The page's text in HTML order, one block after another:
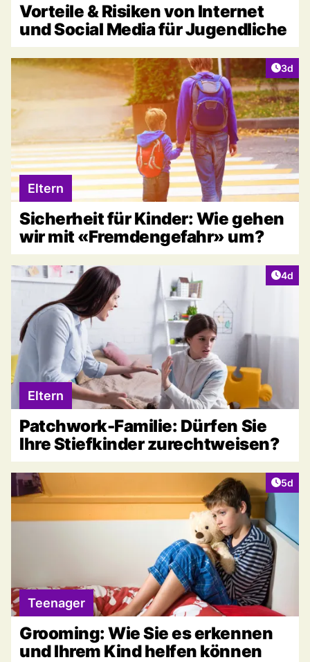
Vorteile & Risiken von Internet
und Social Media für Jugendliche
3d
Eltern
Sicherheit für Kinder: Wie gehen
wir mit «Fremdengefahr» um?
4d
Eltern
Patchwork-Familie: Dürfen Sie
Ihre Stiefkinder zurechtweisen?
5d
Teenager
Grooming: Wie Sie es erkennen
und Ihrem Kind helfen können